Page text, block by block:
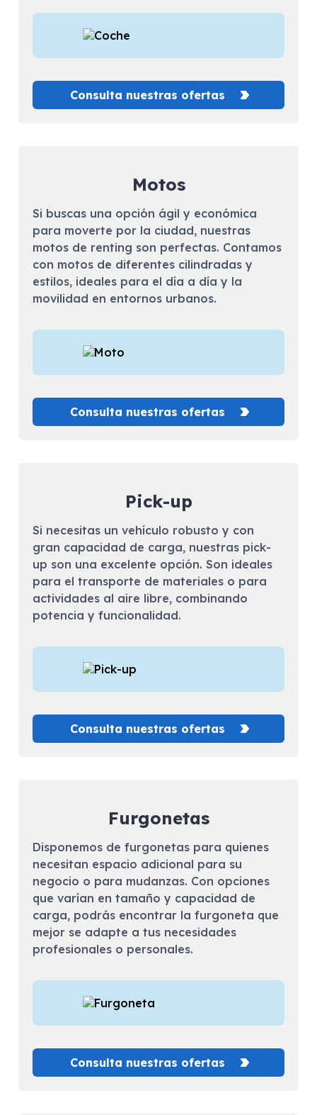
Consulta nuestras ofertas
Motos
Si buscas una opción ágil y económica
para moverte por la ciudad, nuestras
motos de renting son perfectas. Contamos
con motos de diferentes cilindradas y
estilos, ideales para el día a día y la
movilidad en entornos urbanos.
Consulta nuestras ofertas
Pick-up
Si necesitas un vehículo robusto y con
gran capacidad de carga, nuestras pick-
up son una excelente opción. Son ideales
para el transporte de materiales o para
actividades al aire libre, combinando
potencia y funcionalidad.
Consulta nuestras ofertas
Furgonetas
Disponemos de furgonetas para quienes
necesitan espacio adicional para su
negocio o para mudanzas. Con opciones
que varían en tamaño y capacidad de
carga, podrás encontrar la furgoneta que
mejor se adapte a tus necesidades
profesionales o personales.
Consulta nuestras ofertas